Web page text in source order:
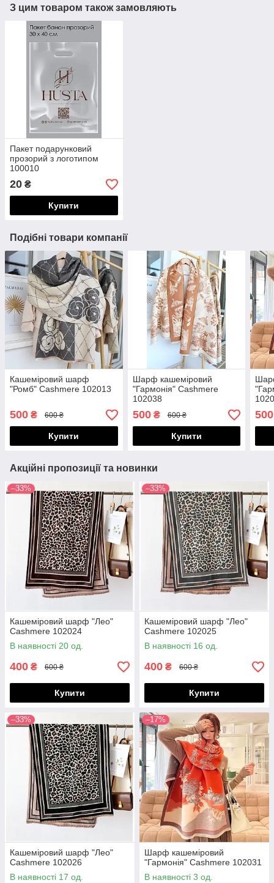
З цим товаром також замовляють
Пакет подарунковий
прозорий з логотипом
100010
20 ₴
Купити
Подібні товари компанії
Кашеміровий шарф
"Ромб" Cashmere 102013
500 ₴ 600 ₴
Купити
Шарф кашеміровий
"Гармонія" Cashmere
102038
500₴ 600 ₴
Купити
500
Акційні пропозиції та новинки
–33%
Кашеміровий шарф "Лео"
Cashmere 102024
В наявності 20 од.
400 ₴ 600 ₴
Купити
–33%
Кашеміровий шарф "Лео"
Cashmere 102025
В наявності 16 од.
400 ₴ 600 ₴
Купити
–33%
Кашеміровий шарф "Лео"
Cashmere 102026
В наявності 17 од.
–17%
Шарф кашеміровий
"Гармонія" Cashmere 102031
В наявності 3 од.